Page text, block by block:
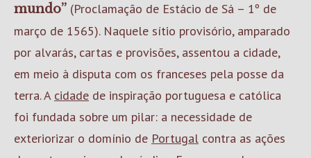
mundo” (Proclamação de Estácio de Sá – 1º de
março de 1565). Naquele sítio provisório, amparado
por alvarás, cartas e provisões, assentou a cidade,
em meio à disputa com os franceses pela posse da
terra. A cidade de inspiração portuguesa e católica
foi fundada sobre um pilar: a necessidade de
exteriorizar o domínio de Portugal contra as ações